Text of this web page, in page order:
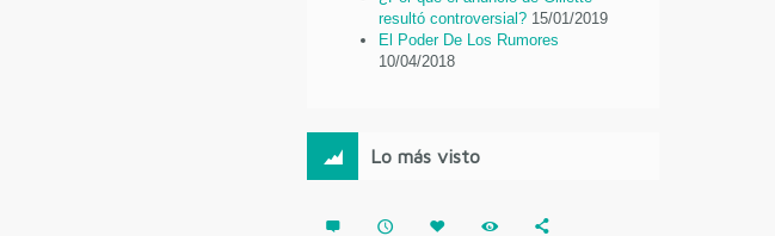
resultó controversial? 15/01/2019
El Poder De Los Rumores
10/04/2018
Lo más visto